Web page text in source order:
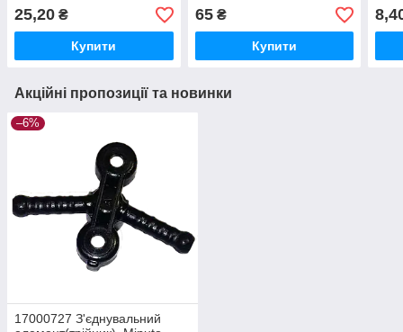
25,20 ₴
Купити
65₴
Купити
Акційні пропозиції та новинки
–6%
17000727 З'єднувальний